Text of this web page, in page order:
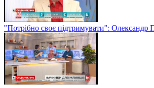
"Потрібно своє підтримувати": Олександр